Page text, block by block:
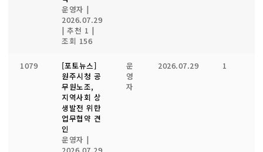
운영자 |
2026.07.29
| 추천 1 |
조회 156
1079
[포토뉴스]
원주시청 공
무원노조,
지역사회 상
생발전 위한
업무협약 견
인
운영자 |
운
영
자
2026.07.29 1